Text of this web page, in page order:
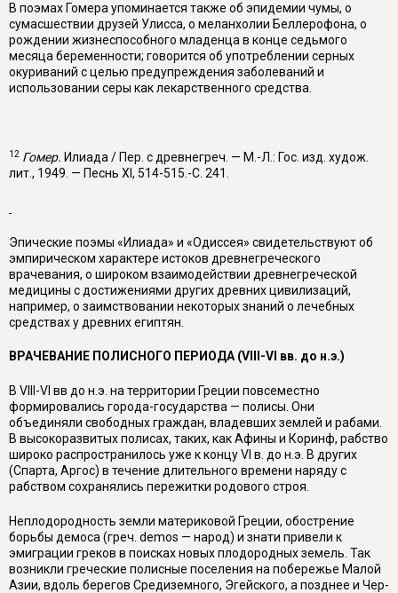
В поэмах Гомера упоминается также об эпидемии чумы, о
сумасшествии друзей Улисса, о меланхолии Беллерофона, о
рождении жизнеспособного младенца в конце седьмого
месяца беременности; говорится об употреблении серных
окуриваний с целью предупреждения заболеваний и
использовании серы как лекарственного средства.
12 Гомер. Илиада / Пер. с древнегреч. — М.-Л.: Гос. изд. худож.
лит., 1949. — Песнь XI, 514-515.-С. 241.
Эпические поэмы «Илиада» и «Одиссея» свидетельствуют об
эмпириче­ском характере истоков древнегреческого
врачевания, о широком взаимодей­ствии древнегреческой
медицины с достижениями других древних цивилиза­ций,
например, о заимствовании некоторых знаний о лечебных
средствах у древних египтян.
ВРАЧЕВАНИЕ ПОЛИСНОГО ПЕРИОДА (VIII -VI вв. до н.э.)
В VIII-VI вв до н.э. на территории Греции повсеместно
формировались го­рода-государства — полисы. Они
объединяли свободных граждан, владевших землей и рабами.
В высокоразвитых полисах, таких, как Афины и Коринф, рабство
широко распространилось уже к концу VI в. до н.э. В других
(Спарта, Аргос) в течение длительного времени наряду с
рабством сохранялись пере­житки родового строя.
Неплодородность земли материковой Греции, обострение
борьбы демоса (греч. demos — народ) и знати привели к
эмиграции греков в поисках новых плодородных земель. Так
возникли греческие полисные поселения на побере­жье Малой
Азии, вдоль берегов Средиземного, Эгейского, а позднее и Чер­